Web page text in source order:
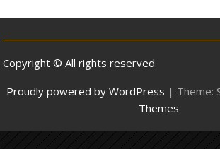
Copyright © All rights reserved
Proudly powered by WordPress | Theme:
Themes